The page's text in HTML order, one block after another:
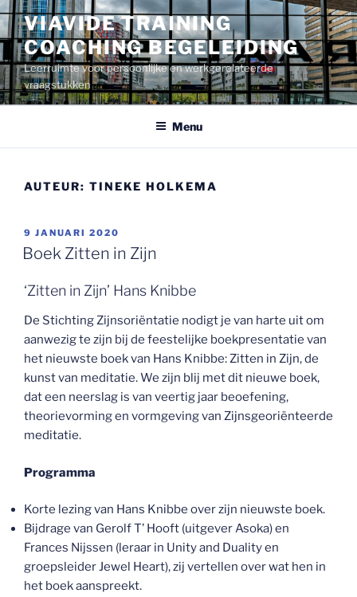
Ga
naar
de
inhoud
VIAVIDE TRAINING
COACHING BEGELEIDING
Leerruimte voor persoonlijke en werkgerelateerde
vraagstukken
Menu
AUTEUR: TINEKE HOLKEMA
GEPLAATST
OP
9 JANUARI 2020
Boek Zitten in Zijn
‘Zitten in Zijn’ Hans Knibbe
De Stichting Zijnsoriëntatie nodigt je van harte uit om
aanwezig te zijn bij de feestelijke boekpresentatie van
het nieuwste boek van Hans Knibbe: Zitten in Zijn, de
kunst van meditatie. We zijn blij met dit nieuwe boek,
dat een neerslag is van veertig jaar beoefening,
theorievorming en vormgeving van Zijnsgeoriënteerde
meditatie.
Programma
Korte lezing van Hans Knibbe over zijn nieuwste boek.
Bijdrage van Gerolf T’ Hooft (uitgever Asoka) en
Frances Nijssen (leraar in Unity and Duality en
groepsleider Jewel Heart), zij vertellen over wat hen in
het boek aanspreekt.